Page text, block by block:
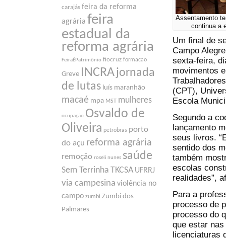
carajás feira da reforma
agrária feira
estadual da
reforma agrária
FeiraÉPatrimônio fiocruz formacao
Greve INCRA jornada
de lutas luís maranhão
macaé mpa MST mulheres
ocupação Osvaldo de
Oliveira petrobras porto
do açu reforma agrária
remoção roseli nunes saúde
Sem Terrinha TKCSA UFRRJ
via campesina violência no
campo zumbi Zumbi dos
Palmares
Assentamento
continua a
Um final de
Campo
sexta-feira,
movimentos
(CPT),
Escola
Segundo a
lançamento
seus livros.
sentido dos
também
escolas
realidades”,
Para a
processo de
processo do
que estar
licenciaturas